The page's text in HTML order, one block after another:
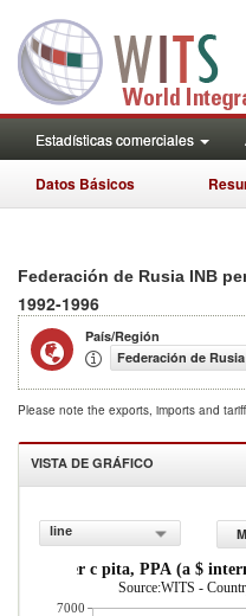
Estadísticas comerciales
Datos Básicos
Federación de Rusia INB
1992-1996
País/Región
Federación de Rusia
Please note the exports, imports and
VISTA DE GRÁFICO
line
INB per c pita, PPA (a $
Source:WITS -
7000